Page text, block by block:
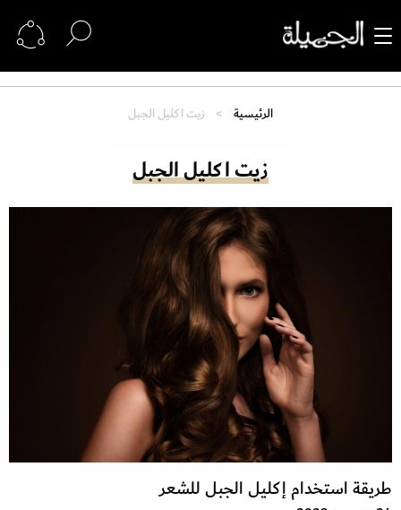
الرئيسية زيت اكليل الجبل
زيت اكليل الجبل
طريقة استخدام إكليل الجبل للشعر